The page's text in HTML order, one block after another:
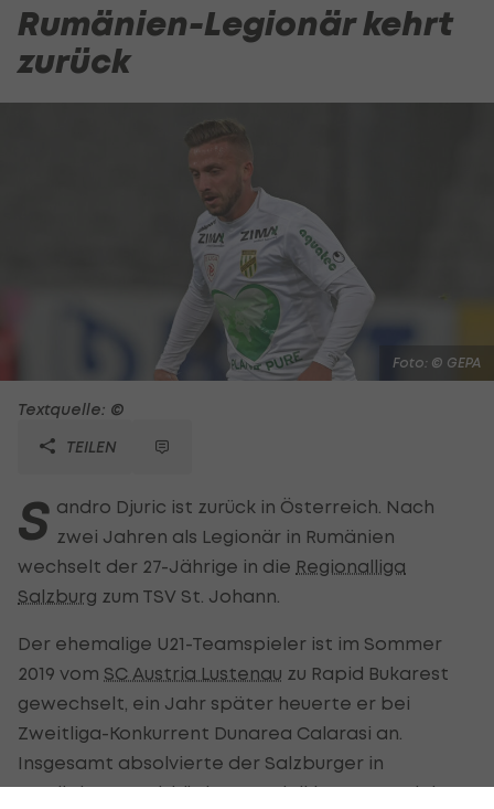
Rumänien-Legionär kehrt
zurück
Foto: © GEPA
Textquelle: ©
TEILEN
S andro Djuric ist zurück in Österreich. Nach
zwei Jahren als Legionär in Rumänien
wechselt der 27-Jährige in die Regionalliga
Salzburg zum TSV St. Johann.
Der ehemalige U21-Teamspieler ist im Sommer
2019 vom SC Austria Lustenau zu Rapid Bukarest
gewechselt, ein Jahr später heuerte er bei
Zweitliga-Konkurrent Dunarea Calarasi an.
Insgesamt absolvierte der Salzburger in
Rumäniens zweithöchster Spielklasse 40 Spiele,